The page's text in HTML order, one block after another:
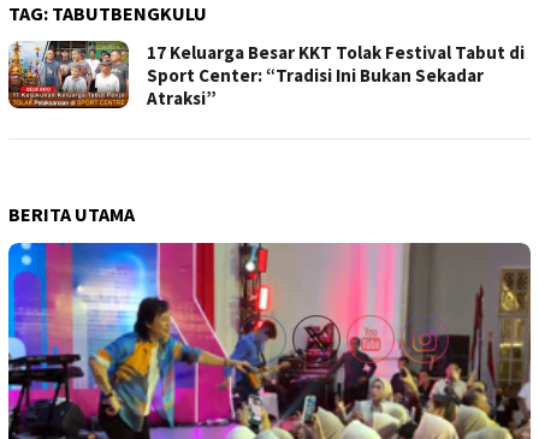
TAG: TABUTBENGKULU
17 Keluarga Besar KKT Tolak Festival Tabut di
Sport Center: “Tradisi Ini Bukan Sekadar
Atraksi”
BERITA UTAMA